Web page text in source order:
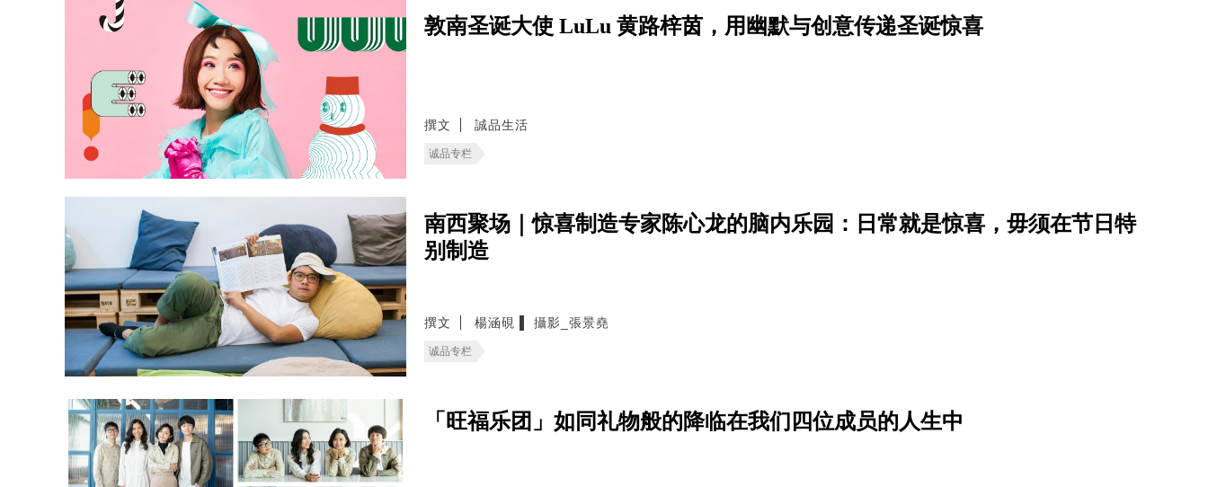
敦南圣诞大使 LuLu 黄路梓茵，用幽默与创意传递圣诞惊喜
撰文 誠品生活
诚品专栏
南西聚场｜惊喜制造专家陈心龙的脑内乐园：日常就是惊喜，毋须在节日特
别制造
撰文 楊涵硯 ▌ 攝影_張景堯
诚品专栏
「旺福乐团」如同礼物般的降临在我们四位成员的人生中